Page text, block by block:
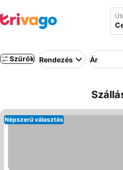
Szűrők Rendezés Ár
Népszerű választás